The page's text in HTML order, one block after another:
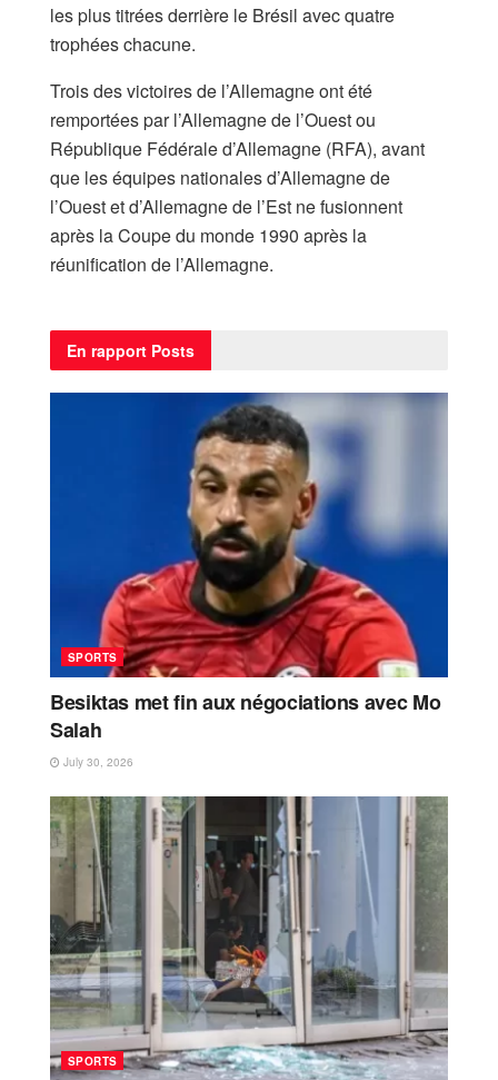
les plus titrées derrière le Brésil avec quatre
trophées chacune.
Trois des victoires de l’Allemagne ont été
remportées par l’Allemagne de l’Ouest ou
République Fédérale d’Allemagne (RFA), avant
que les équipes nationales d’Allemagne de
l’Ouest et d’Allemagne de l’Est ne fusionnent
après la Coupe du monde 1990 après la
réunification de l’Allemagne.
En rapport Posts
SPORTS
Besiktas met fin aux négociations avec Mo
Salah
July 30, 2026
SPORTS